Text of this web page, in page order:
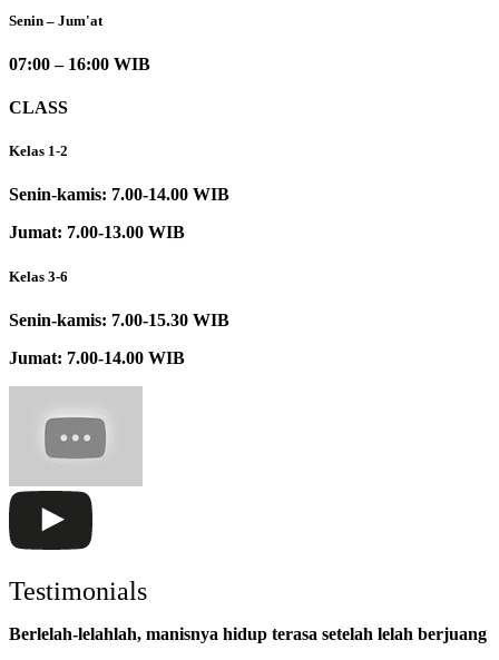
Senin – Jum'at
07:00 – 16:00 WIB
CLASS
Kelas 1-2
Senin-kamis: 7.00-14.00 WIB
Jumat: 7.00-13.00 WIB
Kelas 3-6
Senin-kamis: 7.00-15.30 WIB
Jumat: 7.00-14.00 WIB
Testimonials
Berlelah-lelahlah, manisnya hidup terasa setelah lelah berjuang